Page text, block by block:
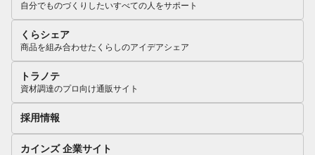
自分でものづくりしたいすべての人をサポート
くらシェア
商品を組み合わせたくらしのアイデアシェア
トラノテ
資材調達のプロ向け通販サイト
採用情報
カインズ 企業サイト